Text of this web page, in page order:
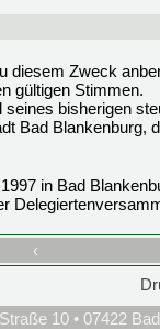
diesem Zweck
gültigen Stimmen.
bisherigen
Bad
in Bad
‹
10 • 07422